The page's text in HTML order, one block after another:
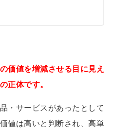
価値を増減させる目に見え
正体です。
・サービスがあったとして
値は高いと判断され、高単